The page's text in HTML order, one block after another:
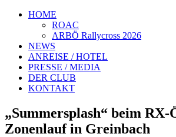
HOME
ROAC
ARBÖ Rallycross 2026
NEWS
ANREISE / HOTEL
PRESSE / MEDIA
DER CLUB
KONTAKT
„Summersplash“ beim RX-
Zonenlauf in Greinbach